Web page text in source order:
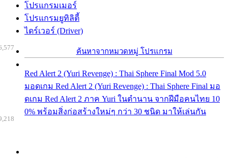
โปรแกรมเมอร์
โปรแกรมยูทิลิตี้
ไดร์เวอร์ (Driver)
ค้นหาจากหมวดหมู่ โปรแกรม
Red Alert 2 (Yuri Revenge) : Thai Sphere Final Mod 5.0
มอดเกม Red Alert 2 (Yuri Revenge) : Thai Sphere Final มอ
ดเกม Red Alert 2 ภาค Yuri ในตำนาน จากฝีมือคนไทย 10
0% พร้อมสิ่งก่อสร้างใหม่ๆ กว่า 30 ชนิด มาให้เล่นกัน